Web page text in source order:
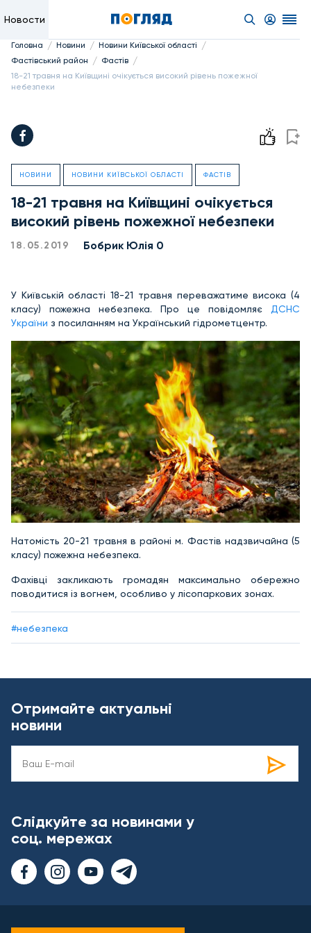
Новости
Головна / Новини / Новини Київської області /
Фастівський район / Фастів /
18-21 травня на Київщині очікується високий рівень пожежної
небезпеки
НОВИНИ НОВИНИ КИЇВСЬКОЇ ОБЛАСТІ ФАСТІВ
18-21 травня на Київщині очікується
високий рівень пожежної небезпеки
18.05.2019 Бобрик Юлія 0
У Київській області 18-21 травня переважатиме висока (4
класу) пожежна небезпека. Про це повідомляє ДСНС
України з посиланням на Український гідрометцентр.
Натомість 20-21 травня в районі м. Фастів надзвичайна (5
класу) пожежна небезпека.
Фахівці закликають громадян максимально обережно
поводитися із вогнем, особливо у лісопаркових зонах.
#небезпека
Отримайте актуальні
новини
Слідкуйте за новинами у
соц. мережах